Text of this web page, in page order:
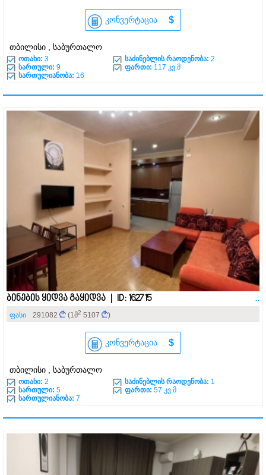
კონვერტაცია $
თბილისი , საბურთალო
ოთახი: 3 საძინებლის რაოდენობა: 2
სართული: 9 ფართი: 117 კვ.მ
სართულიანობა: 16
ბინების ყიდვა გაყიდვა | ID: 162715 ..
ფასი 291082 (1მ2 5107 )
კონვერტაცია $
თბილისი , საბურთალო
ოთახი: 2 საძინებლის რაოდენობა: 1
სართული: 5 ფართი: 57 კვ.მ
სართულიანობა: 7